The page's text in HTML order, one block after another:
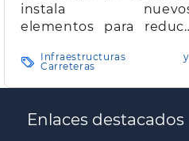
instala
elementos para
seguridad vial en la red
Infraestructuras y
Carreteras
Enlaces destacados